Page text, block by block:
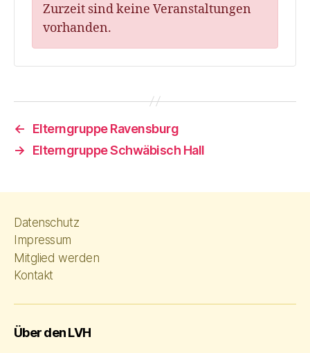
Zurzeit sind keine Veranstaltungen
vorhanden.
←
Elterngruppe Ravensburg
→
Elterngruppe Schwäbisch Hall
Datenschutz
Impressum
Mitglied werden
Kontakt
Über den LVH